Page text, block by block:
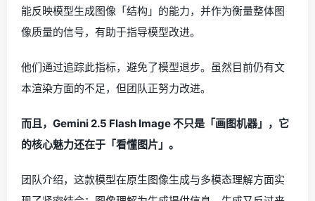
能反映模型生成图像「结构」的能力，并作为衡量整体图
像质量的信号，有助于指导模型改进。
他们通过追踪此指标，避免了模型退步。虽然目前仍有文
本渲染方面的不足，但团队正努力改进。
而且，Gemini 2.5 Flash Image 不只是「画图机器」，它
的核心魅力还在于「看懂图片」。
团队介绍，这款模型在原生图像生成与多模态理解方面实